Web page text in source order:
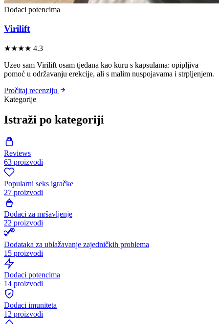
Dodaci potencima
Virilift
★★★★ 4.3
Uzeo sam Virilift osam tjedana kao kuru s kapsulama: opipljiva
pomoć u održavanju erekcije, ali s malim nuspojavama i strpljenjem.
Pročitaj recenziju
Kategorije
Istraži po kategoriji
Reviews
63 proizvodi
Popularni seks igračke
27 proizvodi
Dodaci za mršavljenje
22 proizvodi
Dodataka za ublažavanje zajedničkih problema
15 proizvodi
Dodaci potencima
14 proizvodi
Dodaci imuniteta
12 proizvodi